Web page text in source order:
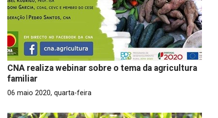
CNA realiza webinar sobre o tema da agricultura
familiar
06 maio 2020, quarta-feira